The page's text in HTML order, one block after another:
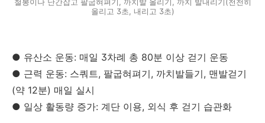
올리고 3초, 내리고 3초)
● 유산소 운동: 매일 3차례 총 80분 이상 걷기 운동
● 근력 운동: 스쿼트, 팔굽혀펴기, 까치발들기, 맨발걷기
(약 12분) 매일 실시
● 일상 활동량 증가: 계단 이용, 외식 후 걷기 습관화